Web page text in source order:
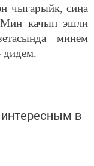
чыгарыйк, сиңа
качып эшли
минем
дидем.
в